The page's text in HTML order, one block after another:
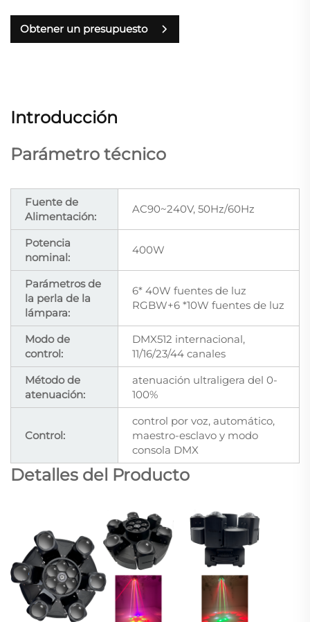
Obtener un presupuesto
Introducción
Parámetro técnico
Fuente de
Alimentación:
AC90~240V, 50Hz/60Hz
Potencia
nominal:
400W
Parámetros de
la perla de la
lámpara:
6* 40W fuentes de luz
RGBW+6 *10W fuentes de luz
Modo de
control:
DMX512 internacional,
11/16/23/44 canales
Método de
atenuación:
atenuación ultraligera del 0-
100%
Control:
control por voz, automático,
maestro-esclavo y modo
consola DMX
Detalles del Producto